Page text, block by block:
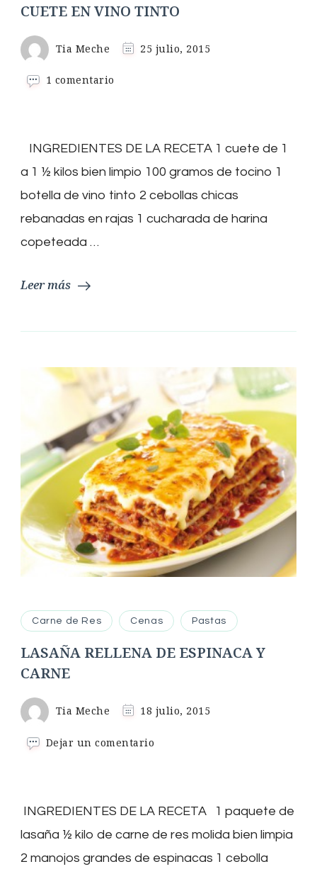
CUETE EN VINO TINTO
Tia Meche 25 julio, 2015
1 comentario
INGREDIENTES DE LA RECETA 1 cuete de 1
a 1 ½ kilos bien limpio 100 gramos de tocino 1
botella de vino tinto 2 cebollas chicas
rebanadas en rajas 1 cucharada de harina
copeteada …
Leer más
Carne de Res Cenas Pastas
LASAÑA RELLENA DE ESPINACA Y
CARNE
Tia Meche 18 julio, 2015
Dejar un comentario
Y
CARNE
INGREDIENTES DE LA RECETA 1 paquete de
lasaña ½ kilo de carne de res molida bien limpia
2 manojos grandes de espinacas 1 cebolla